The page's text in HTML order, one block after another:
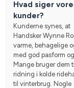
Hvad siger
kunder?
Kunderne synes, at
Handsker Wynne
varme, behagelige
med god pasform
Mange bruger dem til
ridning i kolde
til vinterbrug. Nogle